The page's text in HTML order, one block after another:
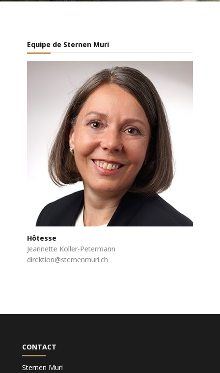
Equipe de Sternen Muri
Hôtesse
Jeannette Koller-Petermann
direktion@sternenmuri.ch
CONTACT
Sternen Muri